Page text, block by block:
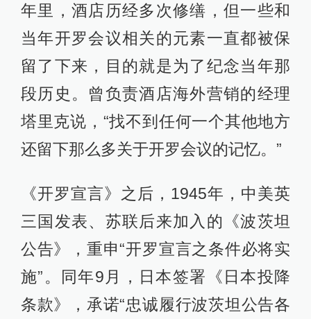
年里，酒店历经多次修缮，但一些和
当年开罗会议相关的元素一直都被保
留了下来，目的就是为了纪念当年那
段历史。曾负责酒店海外营销的经理
塔里克说，“找不到任何一个其他地方
还留下那么多关于开罗会议的记忆。”
《开罗宣言》之后，1945年，中美英
三国发表、苏联后来加入的《波茨坦
公告》，重申“开罗宣言之条件必将实
施”。同年9月，日本签署《日本投降
条款》，承诺“忠诚履行波茨坦公告各